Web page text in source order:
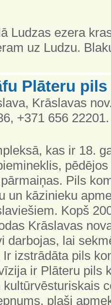
Ludzas ezera
uz Ludzu.
Plāteru
Krāslavas
+371 656
kas ir 18.
Pils
un kāzinieku
Kopš
Krāslavas
darbojas, lai
izstrādāta pils
ir Plāteru pils
plaši